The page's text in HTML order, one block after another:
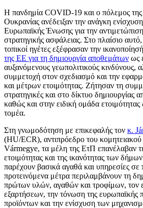
Η πανδημία COVID-19 και ο πόλεμος της
Ουκρανίας ανέδειξαν την ανάγκη
Ευρωπαϊκής Ένωσης για την
στρατηγικής ασφάλειας. Στο πλαίσιο αυτό,
τοπικοί ηγέτες εξέφρασαν την
της ΕΕ για τη δημιουργία αποθεμάτων ως
αυξανόμενους γεωπολιτικούς κινδύνους,
συμμετοχή στον σχεδιασμό και την
και μέτρων ετοιμότητας. Ζήτησαν τη
στρατηγικές και στο δίκτυο δημιουργίας
καθώς και στην ειδική ομάδα ετοιμότητας
τομέα.
Στη γνωμοδότηση με επικεφαλής τον κ.
(HU/ECR), αντιπρόεδρο του
Vármegye, τα μέλη της ΕτΠ επανέλαβαν
ετοιμότητας και της ικανότητας των
παρέχουν βασικά αγαθά και υπηρεσίες σε
προτεινόμενα μέτρα περιλαμβάνουν τη
πρώτων υλών, αγαθών και τροφίμων, τον
εξαρτήσεων, την τόνωση της ευρωπαϊκής
προϊόντων και την ενίσχυση των